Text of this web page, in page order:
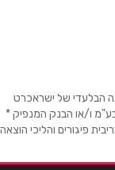
הבלעדי של ישראכרט
ו/או הבנק המנפיק *
פיגורים והליכי הוצאה